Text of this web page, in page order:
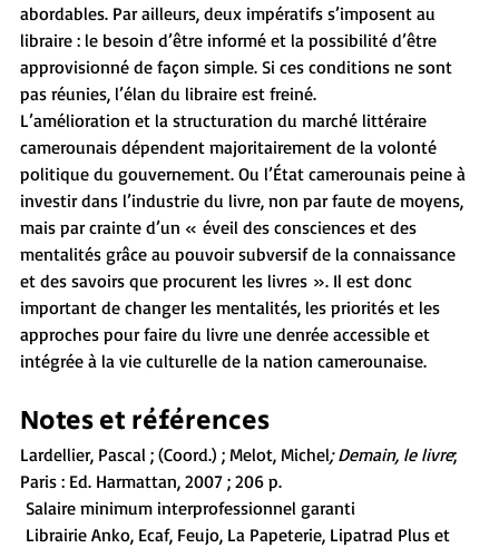
abordables. Par ailleurs, deux impératifs s’imposent au
libraire : le besoin d’être informé et la possibilité d’être
approvisionné de façon simple. Si ces conditions ne sont
pas réunies, l’élan du libraire est freiné.
L’amélioration et la structuration du marché littéraire
camerounais dépendent majoritairement de la volonté
politique du gouvernement. Ou l’État camerounais peine à
investir dans l’industrie du livre, non par faute de moyens,
mais par crainte d’un « éveil des consciences et des
mentalités grâce au pouvoir subversif de la connaissance
et des savoirs que procurent les livres ». Il est donc
important de changer les mentalités, les priorités et les
approches pour faire du livre une denrée accessible et
intégrée à la vie culturelle de la nation camerounaise.
Notes et références
Lardellier, Pascal ; (Coord.) ; Melot, Michel; Demain, le livre;
Paris : Ed. Harmattan, 2007 ; 206 p.
Salaire minimum interprofessionnel garanti
Librairie Anko, Ecaf, Feujo, La Papeterie, Lipatrad Plus et